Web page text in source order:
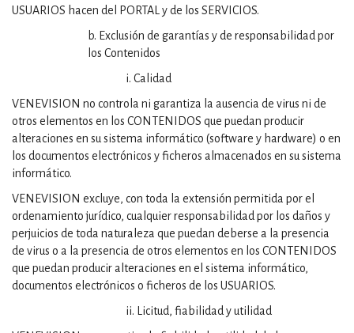
USUARIOS hacen del PORTAL y de los SERVICIOS.
b. Exclusión de garantías y de responsabilidad por
los Contenidos
i. Calidad
VENEVISION no controla ni garantiza la ausencia de virus ni de
otros elementos en los CONTENIDOS que puedan producir
alteraciones en su sistema informático (software y hardware) o en
los documentos electrónicos y ficheros almacenados en su sistema
informático.
VENEVISION excluye, con toda la extensión permitida por el
ordenamiento jurídico, cualquier responsabilidad por los daños y
perjuicios de toda naturaleza que puedan deberse a la presencia
de virus o a la presencia de otros elementos en los CONTENIDOS
que puedan producir alteraciones en el sistema informático,
documentos electrónicos o ficheros de los USUARIOS.
ii. Licitud, fiabilidad y utilidad